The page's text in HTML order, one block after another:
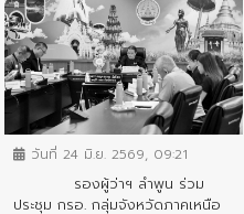
ข่าวสารจังหวัด
วันที่ 24 มิ.ย. 2569, 09:21
รองผู้ว่าฯ ลำพูน ร่วม
ประชุม กรอ. กลุ่มจังหวัดภาคเหนือ